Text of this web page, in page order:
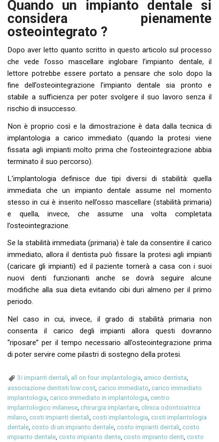
Quando un impianto dentale si
considera pienamente
osteointegrato ?
Dopo aver letto quanto scritto in questo articolo sul processo
che vede l’osso mascellare inglobare l’impianto dentale, il
lettore potrebbe essere portato a pensare che solo dopo la
fine dell’osteointegrazione l’impianto dentale sia pronto e
stabile a sufficienza per poter svolgere il suo lavoro senza il
rischio di insuccesso.
Non è proprio così e la dimostrazione è data dalla tecnica di
implantologia a carico immediato (quando la protesi viene
fissata agli impianti molto prima che l’osteointegrazione abbia
terminato il suo percorso).
L’implantologia definisce due tipi diversi di stabilità: quella
immediata che un impianto dentale assume nel momento
stesso in cui è inserito nell’osso mascellare (stabilità primaria)
e quella, invece, che assume una volta completata
l’osteointegrazione.
Se la stabilità immediata (primaria) è tale da consentire il carico
immediato, allora il dentista può fissare la protesi agli impianti
(caricare gli impianti) ed il paziente tornerà a casa con i suoi
nuovi denti funzionanti anche se dovrà seguire alcune
modifiche alla sua dieta evitando cibi duri almeno per il primo
periodo.
Nel caso in cui, invece, il grado di stabilità primaria non
consenta il carico degli impianti allora questi dovranno
“riposare” per il tempo necessario all’osteointegrazione prima
di poter servire come pilastri di sostegno della protesi.
3i impianti dentali all on four implantologia amico dentista
associazione dentisti low cost,carico immediato,carico immediato
implantologia,carico immediato in implantologia,centro
implantologico milanese,chirurgia implantare,clinica odontoiatrica
milano,costi impianti dentali,costi implantologia,costi implantologia
dentale,costo di un impianto dentale,costo impianti dentali,costo
impianto dentale,costo impianto dente,costo impianto denti,costo